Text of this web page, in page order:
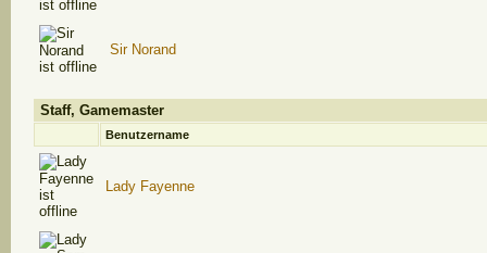
Sir Norand
Staff, Gamemaster
Benutzername
Lady Fayenne